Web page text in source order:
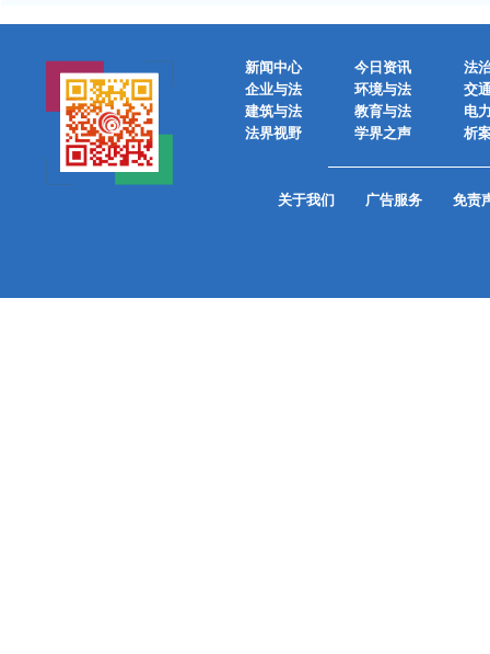
新闻中心 今日资讯
法
企业与法
环境与法
交
建筑与法
教育与法
电
法界视野
学界之声 析
关于我们 广告服务 免责